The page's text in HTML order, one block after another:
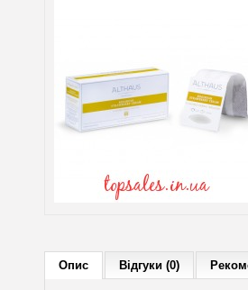
Опис Відгуки (0)